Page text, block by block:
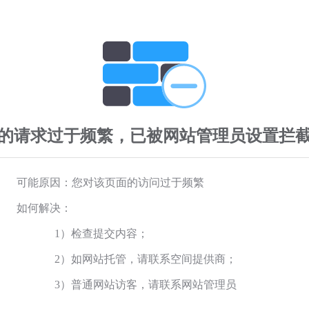
请求过于频繁，已被网站管理员设置拦
可能原因：您对该页面的访问过于频繁
如何解决：
1）检查提交内容；
2）如网站托管，请联系空间提供商；
3）普通网站访客，请联系网站管理员